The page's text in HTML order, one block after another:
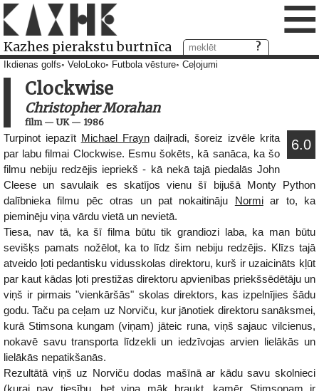
Kazhes pierakstu burtnīca ≡
Ikdienas golfs VeloLoko Futbola vēsture Ceļojumi
Clockwise
Christopher Morahan
film— UK— 1986
6.0
Turpinot iepazīt Michael Frayndaiļradi, šoreiz izvēle krita
par labu filmai Clockwise. Esmu šokēts, kā sanāca, ka šo
filmu nebiju redzējis iepriekš - kā nekā tajā piedalās John
Cleese un savulaik es skatījos vienu šī bijušā Monty Python
dalībnieka filmu pēc otras un pat nokaitināju Normiar to, ka
pieminēju viņa vārdu vietā un nevietā.
Tiesa, nav tā, ka šī filma būtu tik grandiozi laba, ka man būtu
sevišķs pamats nožēlot, ka to līdz šim nebiju redzējis. Klīzs tajā
atveido ļoti pedantisku vidusskolas direktoru, kurš ir uzaicināts kļūt
par kaut kādas ļoti prestižas direktoru apvienības priekšsēdētāju un
viņš ir pirmais "vienkāršās" skolas direktors, kas izpelnījies šādu
godu. Taču pa ceļam uz Norviču, kur jānotiek direktoru sanāksmei,
kurā Stimsona kungam (viņam) jāteic runa, viņš sajauc vilcienus,
nokavē savu transporta līdzekli un iedzīvojas arvien lielākās un
lielākās nepatikšanās.
Rezultātā viņš uz Norviču dodas mašīnā ar kādu savu skolnieci
(kurai nav tiesību, bet viņa māk braukt, kamēr Stimsonam ir